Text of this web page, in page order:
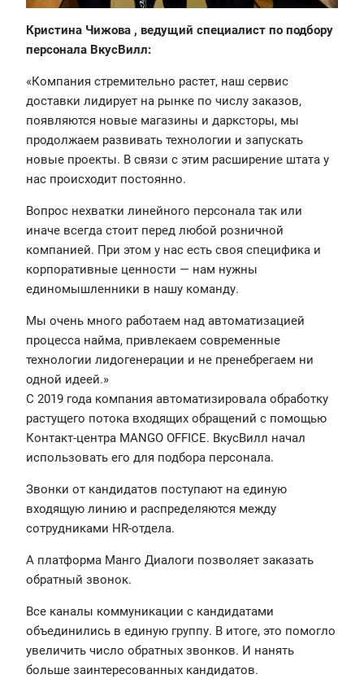
Кристина Чижова , ведущий специалист по подбору
персонала ВкусВилл:
«Компания стремительно растет, наш сервис
доставки лидирует на рынке по числу заказов,
появляются новые магазины и дарксторы, мы
продолжаем развивать технологии и запускать
новые проекты. В связи с этим расширение штата у
нас происходит постоянно.
Вопрос нехватки линейного персонала так или
иначе всегда стоит перед любой розничной
компанией. При этом у нас есть своя специфика и
корпоративные ценности — нам нужны
единомышленники в нашу команду.
Мы очень много работаем над автоматизацией
процесса найма, привлекаем современные
технологии лидогенерации и не пренебрегаем ни
одной идеей.»
С 2019 года компания автоматизировала обработку
растущего потока входящих обращений с помощью
Контакт-центра MANGO OFFICE. ВкусВилл начал
использовать его для подбора персонала.
Звонки от кандидатов поступают на единую
входящую линию и распределяются между
сотрудниками HR-отдела.
А платформа Манго Диалоги позволяет заказать
обратный звонок.
Все каналы коммуникации с кандидатами
объединились в единую группу. В итоге, это помогло
увеличить число обратных звонков. И нанять
больше заинтересованных кандидатов.